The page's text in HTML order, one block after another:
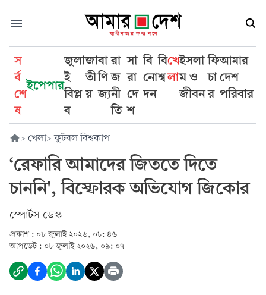
স
র্ব
শে
ষ
ইপেপার
জুলা
ই
বিপ্ল
ব
জা
তী
য়
বা
ণি
জ্য
রা
জ
নী
তি
সা
রা
দে
শ
বি
নো
দন
বি
শ্ব
খে
লা
ইসলা
ম ও
জীবন
ফি
চা
র
আমার
দেশ
পরিবার
> খেলা> ফুটবল বিশ্বকাপ
‘রেফারি আমাদের জিততে দিতে
চাননি', বিস্ফোরক অভিযোগ জিকোর
স্পোর্টস ডেস্ক
প্রকাশ : ০৮ জুলাই ২০২৬, ০৮: ৪৬
আপডেট : ০৮ জুলাই ২০২৬, ০৯: ০৭